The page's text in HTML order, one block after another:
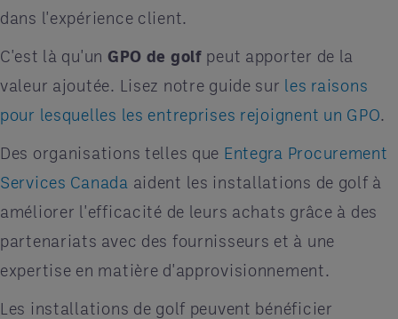
dans l'expérience client.
C'est là qu'un GPO de golf peut apporter de la
valeur ajoutée. Lisez notre guide sur les raisons
pour lesquelles les entreprises rejoignent un GPO.
Des organisations telles que Entegra Procurement
Services Canada aident les installations de golf à
améliorer l'efficacité de leurs achats grâce à des
partenariats avec des fournisseurs et à une
expertise en matière d'approvisionnement.
Les installations de golf peuvent bénéficier